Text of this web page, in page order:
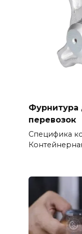
Фурнитура
перевозок
Специфика